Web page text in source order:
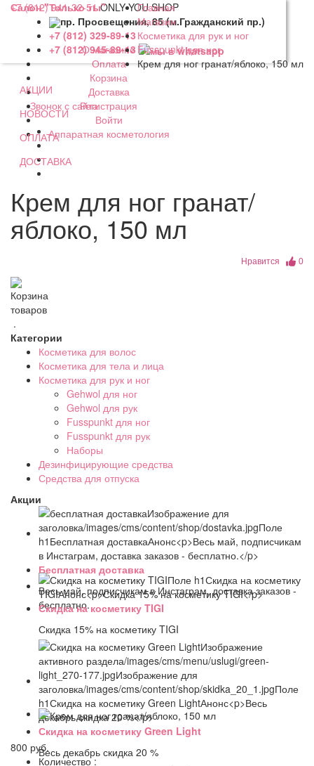
+7 (812) 941-32-51ONLY YOU SHOP
О магазине
Оплата
Корзина
Доставка
Регистрация
Войти
Аппаратная косметология
Салон "Только ты"
пр. Просвещения, 85 (м.Гражданский пр.)
+7 (812) 329-89-13
+7 (812) 945-89-13
Звонок с сайта
Главная
Магазин
Косметика для рук и ног
Fusspunkt для ног
Крем для ног гранат/яблоко, 150 мл
АКЦИИ
НОВОСТИ
ОПЛАТА
ДОСТАВКА
Крем для ног гранат/
яблоко, 150 мл
Нравится 0
Корзина
товаров
.
Категории
Косметика для волос
Косметика для тела и лица
Косметика для рук и ног
Gehwol для ног
Gehwol для рук
Fusspunkt для ног
Fusspunkt для рук
Наборы
Дезинфицирующие средства
Средства для отпуска
Акции
Бесплатная доставка
Весь май, подписчикам в Инстаграм, доставка заказов -
бесплатно.
Скидка на косметику TIGI
Скидка 15% на косметику TIGI
Скидка на косметику Green Light
Весь декабрь скидка 20 %
800 руб.
Количество :